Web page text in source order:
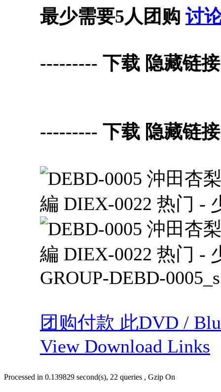
最少需要5人团购 讨
--------- 下载 隐藏链
--------- 下载 隐藏链
团购付款 此DVD /
View Download Links
Processed in 0.139829 second(s), 22 queries , Gzip On